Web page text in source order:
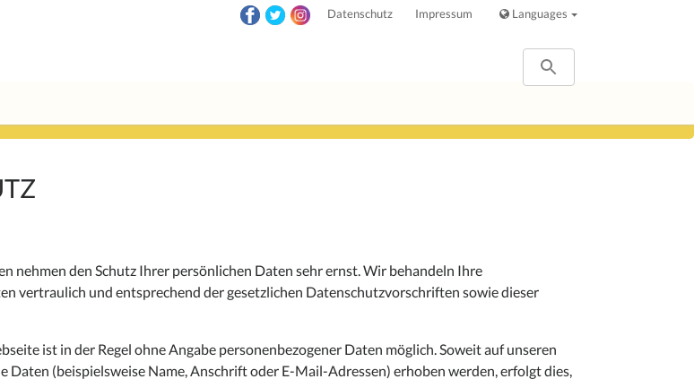
Languages
Datenschutz Impressum
nehmen den Schutz Ihrer persönlichen Daten sehr ernst. Wir behandeln Ihre
vertraulich und entsprechend der gesetzlichen Datenschutzvorschriften sowie dieser
ist in der Regel ohne Angabe personenbezogener Daten möglich. Soweit auf unseren
Daten (beispielsweise Name, Anschrift oder E-Mail-Adressen) erhoben werden, erfolgt dies,